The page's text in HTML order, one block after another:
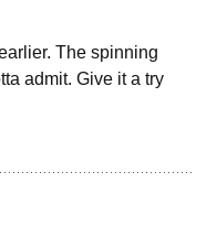
The spinning
admit. Give it a try